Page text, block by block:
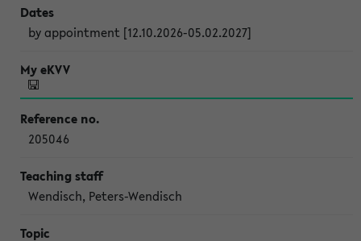
by appointment [12.10.2026-05.02.2027]
205046
Wendisch, Peters-Wendisch